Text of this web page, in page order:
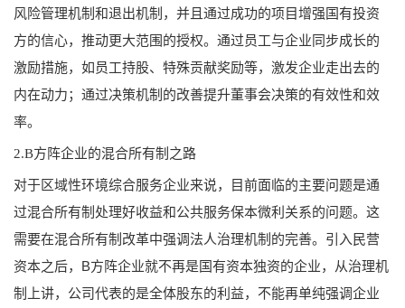
风险管理机制和退出机制，并且通过成功的项目增强国有投资
方的信心，推动更大范围的授权。通过员工与企业同步成长的
激励措施，如员工持股、特殊贡献奖励等，激发企业走出去的
内在动力；通过决策机制的改善提升董事会决策的有效性和效
率。
2.B方阵企业的混合所有制之路
对于区域性环境综合服务企业来说，目前面临的主要问题是通
过混合所有制处理好收益和公共服务保本微利关系的问题。这
需要在混合所有制改革中强调法人治理机制的完善。引入民营
资本之后，B方阵企业就不再是国有资本独资的企业，从治理机
制上讲，公司代表的是全体股东的利益，不能再单纯强调企业